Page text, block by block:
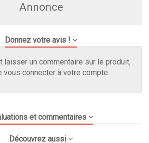
Annonce
Donnez votre avis !
laisser un commentaire sur le produit,
vous connecter à votre compte.
et commentaires
Découvrez aussi